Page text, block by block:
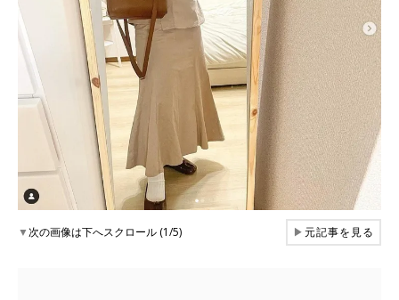
▼次の画像は下へスクロール (1/5) ▶元記事を見る